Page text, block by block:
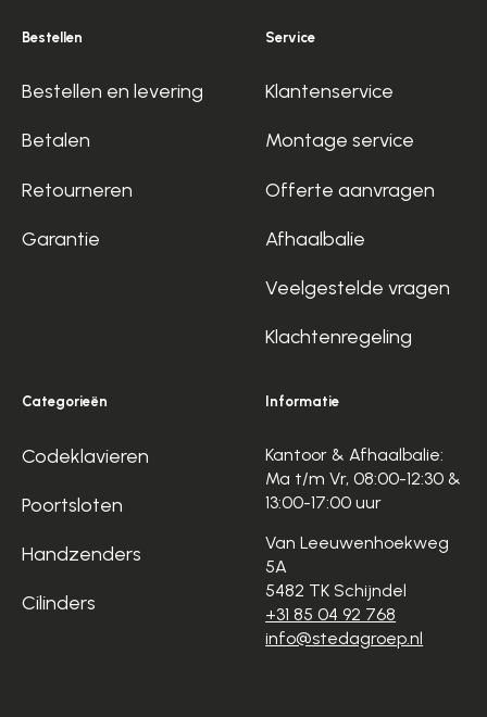
Bestellen
Bestellen en levering
Betalen
Retourneren
Garantie
Service
Klantenservice
Montage service
Offerte aanvragen
Afhaalbalie
Veelgestelde vragen
Klachtenregeling
Categorieën
Codeklavieren
Poortsloten
Handzenders
Cilinders
Informatie
Kantoor & Afhaalbalie:
Ma t/m Vr, 08:00-12:30 &
13:00-17:00 uur
Van Leeuwenhoekweg
5A
5482 TK Schijndel
+31 85 04 92 768
info@stedagroep.nl